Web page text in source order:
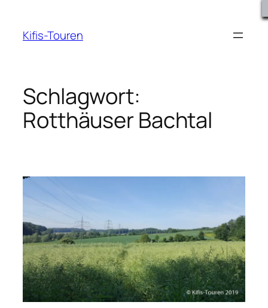
springen
Kifis-Touren
Schlagwort:
Rotthäuser Bachtal